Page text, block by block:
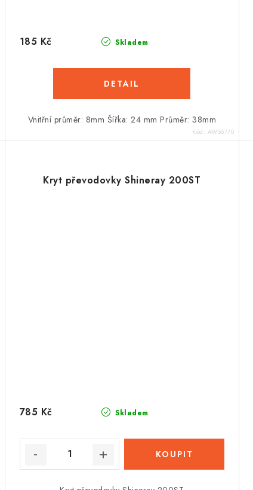
Skladem
185 Kč
Vnitřní průměr: 8mm Šířka: 24 mm Průměr: 38mm
Kód: AW56770
Kryt převodovky Shineray 200ST
Skladem
785 Kč